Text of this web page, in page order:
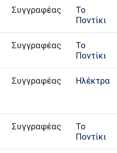
Συγγραφέας
Το
Ποντίκι
Συγγραφέας
Το
Ποντίκι
Συγγραφέας Ηλέκτρα
Συγγραφέας
Το
Ποντίκι